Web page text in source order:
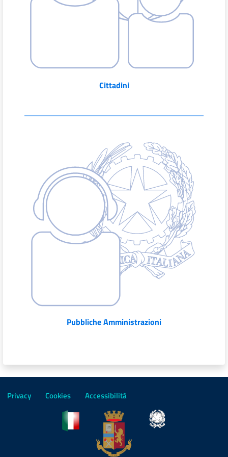
Cittadini
Pubbliche Amministrazioni
Privacy Cookies Accessibilità